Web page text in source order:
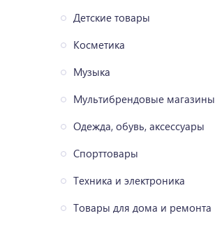
Детские товары
Косметика
Музыка
Мультибрендовые магазины
Одежда, обувь, аксессуары
Спорттовары
Техника и электроника
Товары для дома и ремонта